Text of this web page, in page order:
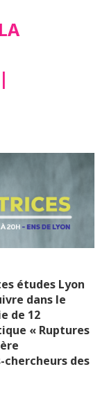
études Lyon
dans le
de 12
« Ruptures
des